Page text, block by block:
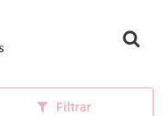
Filtrar